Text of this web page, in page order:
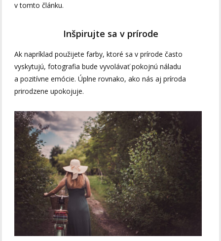
v tomto článku.
Inšpirujte sa v prírode
Ak napríklad použijete farby, ktoré sa v prírode často
vyskytujú, fotografia bude vyvolávať pokojnú náladu
a pozitívne emócie. Úplne rovnako, ako nás aj príroda
prirodzene upokojuje.